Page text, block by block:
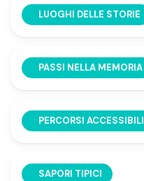
LUOGHI DELLE STORIE
PASSI NELLA MEMORIA
PERCORSI ACCESSIBILI
SAPORI TIPICI